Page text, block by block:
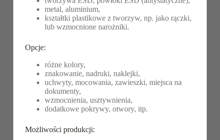
metal, aluminium,
kształtki plastikowe z tworzyw, np. jako rączki,
lub wzmocnione narożniki.
Opcje:
różne kolory,
znakowanie, nadruki, naklejki,
uchwyty, mocowania, zawieszki, miejsca na
dokumenty,
wzmocnienia, usztywnienia,
dodatkowe pokrywy, otwory, itp.
Możliwości produkcji: